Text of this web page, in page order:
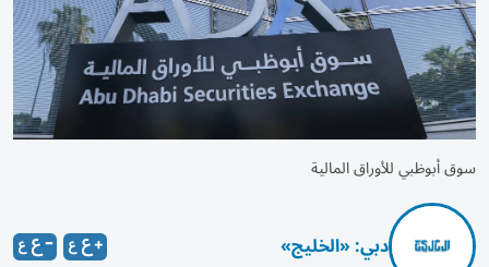
سوق أبوظبي للأوراق المالية
دبي: «الخليج»